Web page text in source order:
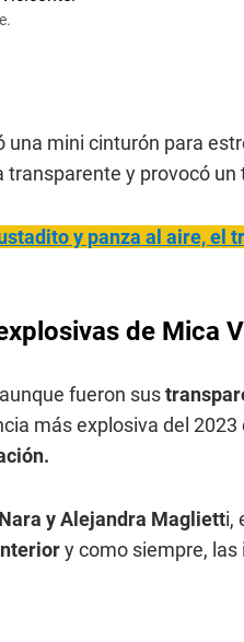
una mini cinturón para
transparente y provocó
y panza al aire, el
de Mica
fueron sus
más explosiva del 2023
yAlejandra Maglietti,
y como siempre,